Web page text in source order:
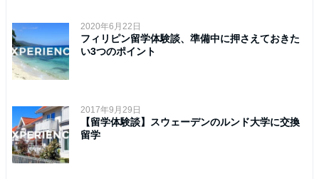
2020年6月22日
フィリピン留学体験談、準備中に押さえておきた
い3つのポイント
2017年9月29日
【留学体験談】スウェーデンのルンド大学に交換
留学